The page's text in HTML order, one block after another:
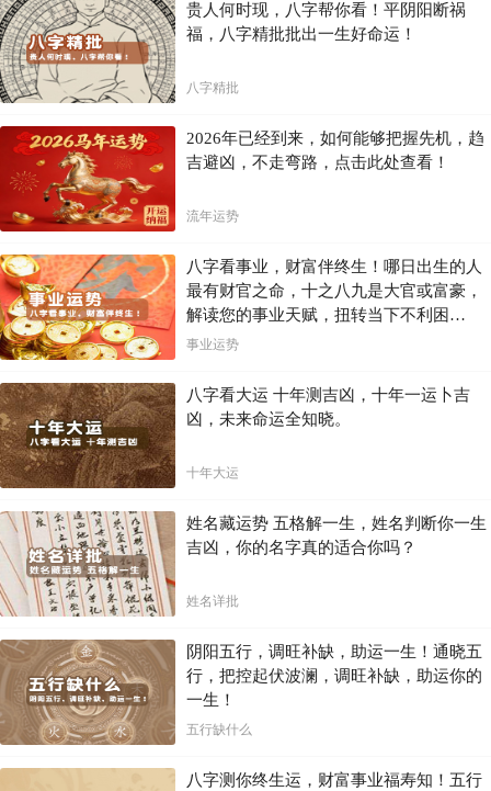
家居布局调整
正南方位的清洁：定期清理正南方位的杂物和灰尘，保持该区域
的整洁。
植物摆放：在正南方位摆放一些绿色植物，如竹子、金钱树等，
避免尖锐物品：在该区域避免摆放尖锐的物品，以免引发不必要
的麻烦。
镜子的摆放：镜子不宜直接对准正南方位，以免反射不良能量。
灯光布局：使用暖色调的灯光照亮正南方位，有助于驱散负能
量。
生活注意事项
健康防护 ：注意饮食卫生，避免食用生冷食物，以防生病。同
时，加强锻炼，提高身体免疫力。
心理调适：保持乐观的心态，积极面对生活中的困难和挑战。遇
到问题时，要学会冷静分析，寻求解决方案。
执而引发矛盾。同时，要学会倾听他人的意见，尊重他人的选
择。
财务管理：在经济上要谨慎行事，避免过度消费和投资风险较高
的项目。同时，要学会合理规划财务，确保家庭经济的稳定。
结语
2026年的五黄廉贞星将出现在正南方位，这对人们的生活带来了不小的
挑战。然而，通过合理的家居布局调整和生活注意事项，我们完全有能
力化解这些不利影响，迎接更加美好的未来。让我们携手共进，共同创
造一个充满希望和机遇的生活！
贵人何时现，八字帮你看！平阴阳断祸
福，八字精批批出一生好命运！
八字精批
2026年已经到来，如何能够把握先机，趋
吉避凶，不走弯路，点击此处查看！
流年运势
八字看事业，财富伴终生！哪日出生的人
最有财官之命，十之八九是大官或富豪，
解读您的事业天赋，扭转当下不利困
局！！
事业运势
八字看大运 十年测吉凶，十年一运卜吉
凶，未来命运全知晓。
十年大运
姓名藏运势 五格解一生，姓名判断你一生
吉凶，你的名字真的适合你吗？
姓名详批
阴阳五行，调旺补缺，助运一生！通晓五
行，把控起伏波澜，调旺补缺，助运你的
一生！
五行缺什么
八字测你终生运，财富事业福寿知！五行